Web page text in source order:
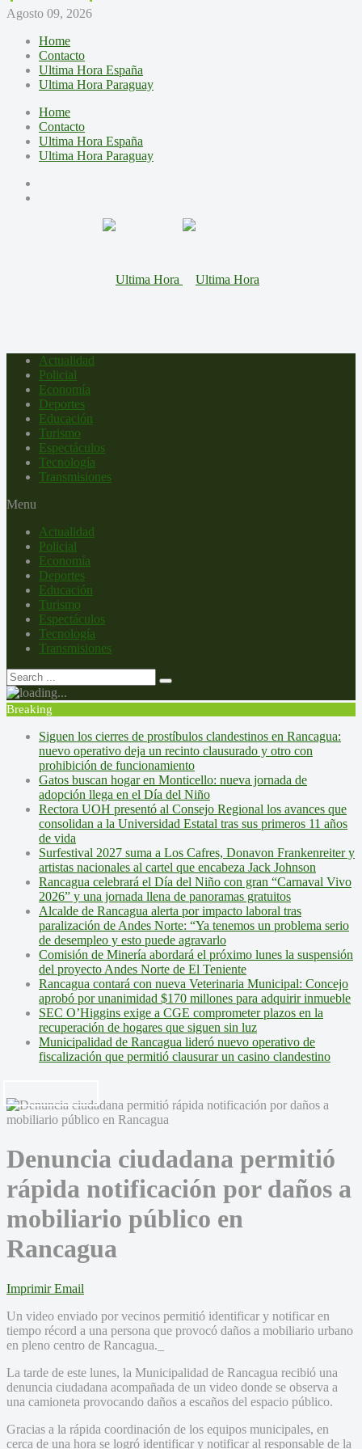
Agosto 09, 2026
Home
Contacto
Ultima Hora España
Ultima Hora Paraguay
Home
Contacto
Ultima Hora España
Ultima Hora Paraguay
Actualidad
Policial
Economía
Deportes
Educación
Turismo
Espectáculos
Tecnología
Transmisiones
Menu
Actualidad
Policial
Economía
Deportes
Educación
Turismo
Espectáculos
Tecnología
Transmisiones
Breaking
Siguen los cierres de prostíbulos clandestinos en Rancagua:
nuevo operativo deja un recinto clausurado y otro con
prohibición de funcionamiento
Gatos buscan hogar en Monticello: nueva jornada de
adopción llega en el Día del Niño
Rectora UOH presentó al Consejo Regional los avances que
consolidan a la Universidad Estatal tras sus primeros 11 años
de vida
Surfestival 2027 suma a Los Cafres, Donavon Frankenreiter y
artistas nacionales al cartel que encabeza Jack Johnson
Rancagua celebrará el Día del Niño con gran “Carnaval Vivo
2026” y una jornada llena de panoramas gratuitos
Alcalde de Rancagua alerta por impacto laboral tras
paralización de Andes Norte: “Ya tenemos un problema serio
de desempleo y esto puede agravarlo
Comisión de Minería abordará el próximo lunes la suspensión
del proyecto Andes Norte de El Teniente
Rancagua contará con nueva Veterinaria Municipal: Concejo
aprobó por unanimidad $170 millones para adquirir inmueble
SEC O’Higgins exige a CGE comprometer plazos en la
recuperación de hogares que siguen sin luz
Municipalidad de Rancagua lideró nuevo operativo de
fiscalización que permitió clausurar un casino clandestino
Denuncia ciudadana permitió
rápida notificación por daños a
mobiliario público en
Rancagua
Imprimir Email
Un video enviado por vecinos permitió identificar y notificar en
tiempo récord a una persona que provocó daños a mobiliario urbano
en pleno centro de Rancagua._
La tarde de este lunes, la Municipalidad de Rancagua recibió una
denuncia ciudadana acompañada de un video donde se observa a
una camioneta provocando daños a escaños del espacio público.
Gracias a la rápida coordinación de los equipos municipales, en
cerca de una hora se logró identificar y notificar al responsable de la